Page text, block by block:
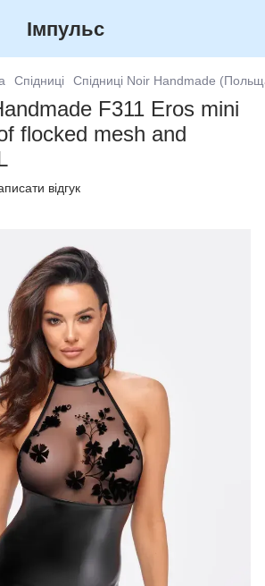
Імпульс
Спідниці Спідниці Noir Handmade
F311 Eros mini
flocked mesh and
відгук